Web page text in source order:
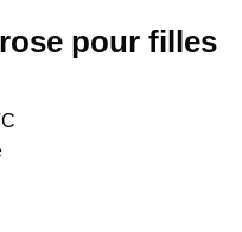
pour filles